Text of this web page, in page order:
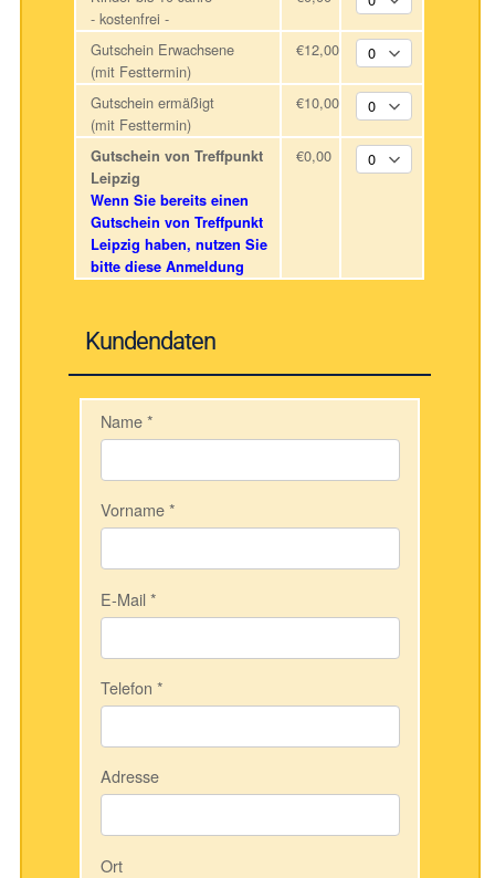
- kostenfrei -
Gutschein Erwachsene
(mit Festtermin)
€12,00
Gutschein ermäßigt
(mit Festtermin)
€10,00
Gutschein von Treffpunkt
Leipzig
Wenn Sie bereits einen
Gutschein von Treffpunkt
Leipzig haben, nutzen Sie
bitte diese Anmeldung
€0,00
Kundendaten
Name*
Vorname*
E-Mail*
Telefon *
Adresse
Ort